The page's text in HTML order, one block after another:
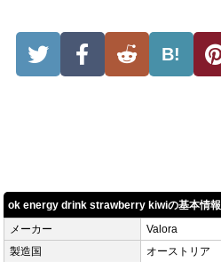
B!
ok energy drink strawberry kiwiの基本情報
メーカー
Valora
製造国
オーストリア